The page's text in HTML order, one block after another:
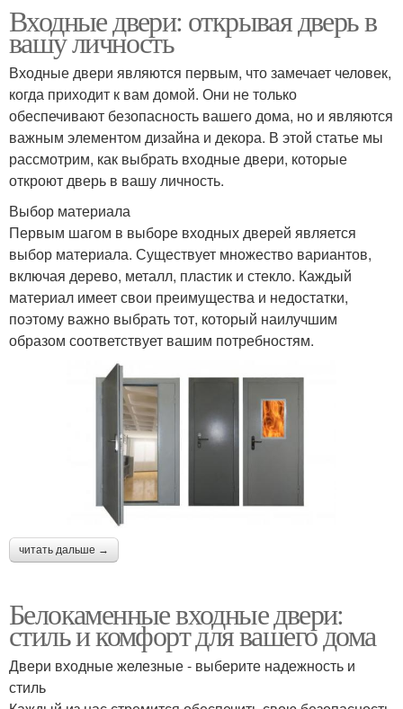
Входные двери: открывая дверь в
вашу личность
Входные двери являются первым, что замечает человек,
когда приходит к вам домой. Они не только
обеспечивают безопасность вашего дома, но и являются
важным элементом дизайна и декора. В этой статье мы
рассмотрим, как выбрать входные двери, которые
откроют дверь в вашу личность.
Выбор материала
Первым шагом в выборе входных дверей является
выбор материала. Существует множество вариантов,
включая дерево, металл, пластик и стекло. Каждый
материал имеет свои преимущества и недостатки,
поэтому важно выбрать тот, который наилучшим
образом соответствует вашим потребностям.
читать дальше →
Белокаменные входные двери:
стиль и комфорт для вашего дома
Двери входные железные - выберите надежность и
стиль